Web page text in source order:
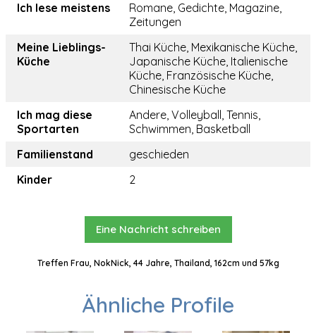
Ich lese meistens
Romane, Gedichte, Magazine,
Zeitungen
Meine Lieblings-
Küche
Thai Küche, Mexikanische Küche,
Japanische Küche, Italienische
Küche, Französische Küche,
Chinesische Küche
Ich mag diese
Sportarten
Andere, Volleyball, Tennis,
Schwimmen, Basketball
Familienstand
geschieden
Kinder
2
Eine Nachricht schreiben
Treffen Frau, NokNick, 44 Jahre, Thailand, 162cm und 57kg
Ähnliche Profile